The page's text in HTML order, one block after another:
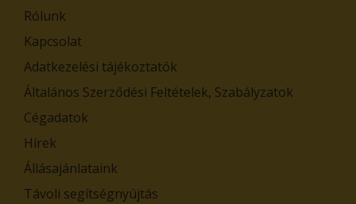
Rólunk
Kapcsolat
Adatkezelési tájékoztatók
Általános Szerződési Feltételek, Szabályzatok
Cégadatok
Hírek
Állásajánlataink
Távoli segítségnyújtás